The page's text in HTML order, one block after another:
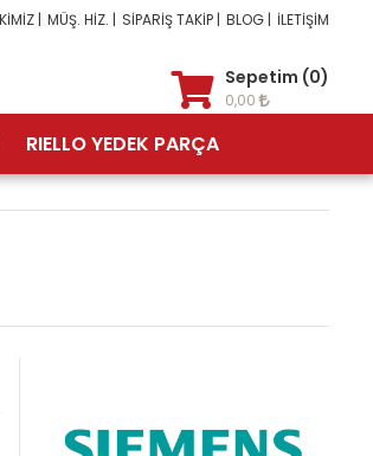
| MÜŞ. HİZ. | SİPARİŞ TAKİP | BLOG | İLETİŞİM
Sepetim (0)
0,00
RIELLO YEDEK PARÇA